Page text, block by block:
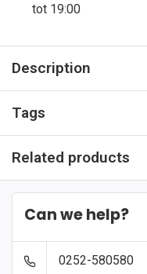
tot 19:00
Description
Tags
Related products
Can we help?
0252-580580